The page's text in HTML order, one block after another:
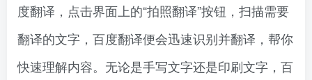
度翻译，点击界面上的“拍照翻译”按钮，扫描需要
翻译的文字，百度翻译便会迅速识别并翻译，帮你
快速理解内容。无论是手写文字还是印刷文字，百